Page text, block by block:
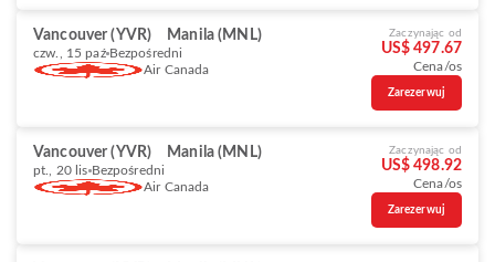
Vancouver (YVR) Manila (MNL)
czw., 15 paź Bezpośredni
Air Canada
Zaczynając od
US$ 497.67
Cena/os
Zarezerwuj
Vancouver (YVR) Manila (MNL)
pt., 20 lis Bezpośredni
Air Canada
Zaczynając od
US$ 498.92
Cena/os
Zarezerwuj